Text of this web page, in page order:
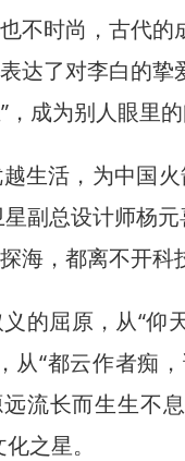
时尚，古代的
达了对李白的
，成为别人眼里
活，为中国火
副总设计师杨
海，都离不开科
屈原，从“仰
从“都云作者痴
流长而生生不
之星。